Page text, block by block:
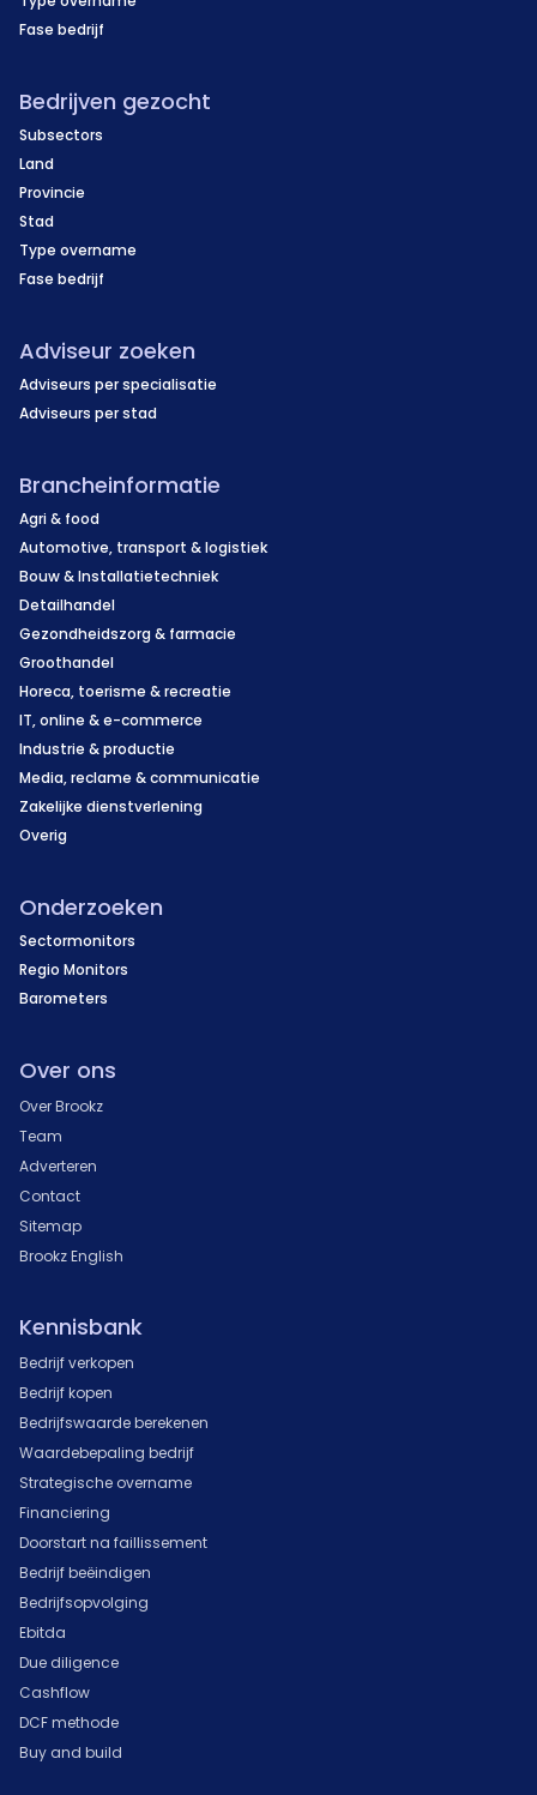
Fase bedrijf
Bedrijven gezocht
Subsectors
Land
Provincie
Stad
Type overname
Fase bedrijf
Adviseur zoeken
Adviseurs per specialisatie
Adviseurs per stad
Brancheinformatie
Agri & food
Automotive, transport & logistiek
Bouw & Installatietechniek
Detailhandel
Gezondheidszorg & farmacie
Groothandel
Horeca, toerisme & recreatie
IT, online & e-commerce
Industrie & productie
Media, reclame & communicatie
Zakelijke dienstverlening
Overig
Onderzoeken
Sectormonitors
Regio Monitors
Barometers
Over ons
Over Brookz
Team
Adverteren
Contact
Sitemap
Brookz English
Kennisbank
Bedrijf verkopen
Bedrijf kopen
Bedrijfswaarde berekenen
Waardebepaling bedrijf
Strategische overname
Financiering
Doorstart na faillissement
Bedrijf beëindigen
Bedrijfsopvolging
Ebitda
Due diligence
Cashflow
DCF methode
Buy and build